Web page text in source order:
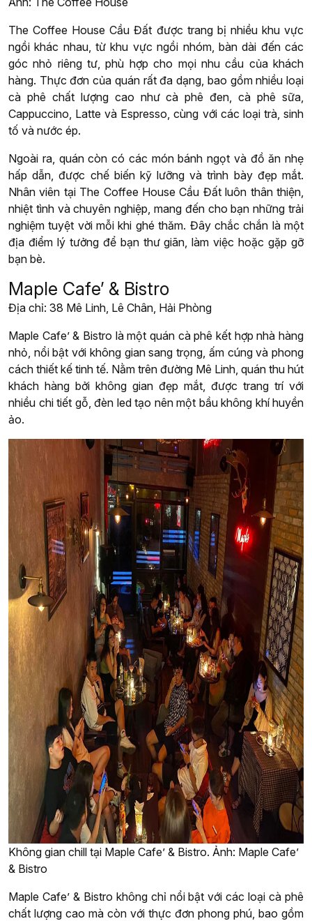
The Coffee House Cầu Đất được trang bị nhiều khu vực
ngồi khác nhau, từ khu vực ngồi nhóm, bàn dài đến các
góc nhỏ riêng tư, phù hợp cho mọi nhu cầu của khách
hàng. Thực đơn của quán rất đa dạng, bao gồm nhiều loại
cà phê chất lượng cao như cà phê đen, cà phê sữa,
Cappuccino, Latte và Espresso, cùng với các loại trà, sinh
tố và nước ép.
Ngoài ra, quán còn có các món bánh ngọt và đồ ăn nhẹ
hấp dẫn, được chế biến kỹ lưỡng và trình bày đẹp mắt.
Nhân viên tại The Coffee House Cầu Đất luôn thân thiện,
nhiệt tình và chuyên nghiệp, mang đến cho bạn những trải
nghiệm tuyệt vời mỗi khi ghé thăm. Đây chắc chắn là một
địa điểm lý tưởng để bạn thư giãn, làm việc hoặc gặp gỡ
bạn bè.
Maple Cafe’ & Bistro
Địa chỉ: 38 Mê Linh, Lê Chân, Hải Phòng
Maple Cafe’ & Bistro là một quán cà phê kết hợp nhà hàng
nhỏ, nổi bật với không gian sang trọng, ấm cúng và phong
cách thiết kế tinh tế. Nằm trên đường Mê Linh, quán thu hút
khách hàng bởi không gian đẹp mắt, được trang trí với
nhiều chi tiết gỗ, đèn led tạo nên một bầu không khí huyền
ảo.
Không gian chill tại Maple Cafe’ & Bistro. Ảnh: Maple Cafe’
& Bistro
Maple Cafe’ & Bistro không chỉ nổi bật với các loại cà phê
chất lượng cao mà còn với thực đơn phong phú, bao gồm